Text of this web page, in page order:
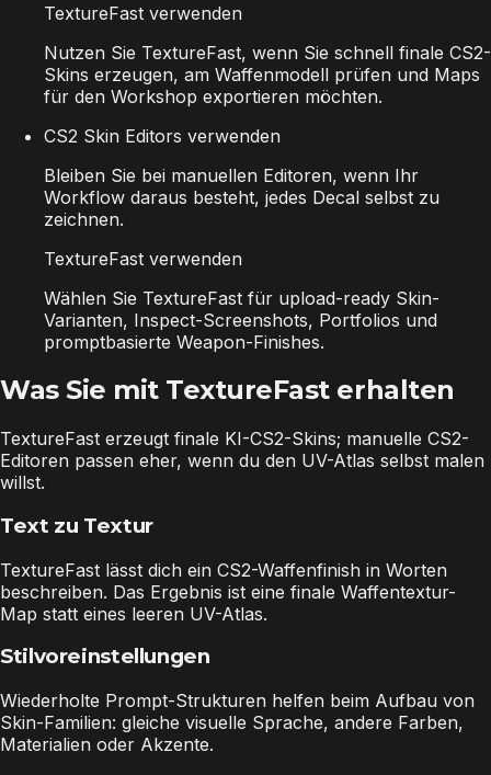
TextureFast verwenden
Nutzen Sie TextureFast, wenn Sie schnell finale CS2-
Skins erzeugen, am Waffenmodell prüfen und Maps
für den Workshop exportieren möchten.
CS2 Skin Editors verwenden
Bleiben Sie bei manuellen Editoren, wenn Ihr
Workflow daraus besteht, jedes Decal selbst zu
zeichnen.
TextureFast verwenden
Wählen Sie TextureFast für upload-ready Skin-
Varianten, Inspect-Screenshots, Portfolios und
promptbasierte Weapon-Finishes.
Was Sie mit TextureFast erhalten
TextureFast erzeugt finale KI-CS2-Skins; manuelle CS2-
Editoren passen eher, wenn du den UV-Atlas selbst malen
willst.
Text zu Textur
TextureFast lässt dich ein CS2-Waffenfinish in Worten
beschreiben. Das Ergebnis ist eine finale Waffentextur-
Map statt eines leeren UV-Atlas.
Stilvoreinstellungen
Wiederholte Prompt-Strukturen helfen beim Aufbau von
Skin-Familien: gleiche visuelle Sprache, andere Farben,
Materialien oder Akzente.